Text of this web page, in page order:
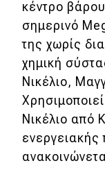
κέντρο
σημερινό
της χωρίς
χημική
Νικέλιο,
Νικέλιο από
ενεργειακής